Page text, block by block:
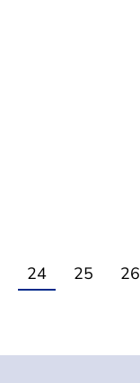
24 25 26